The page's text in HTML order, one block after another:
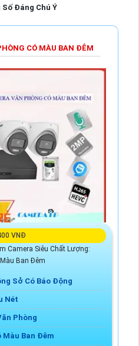
Đáng Chú Ý
CÓ MÀU BAN ĐÊM
VNĐ
Camera Siêu Chất Lượng:
Ban Đêm
Sở Có Báo Động
Nét
Phòng
Màu Ban Đêm